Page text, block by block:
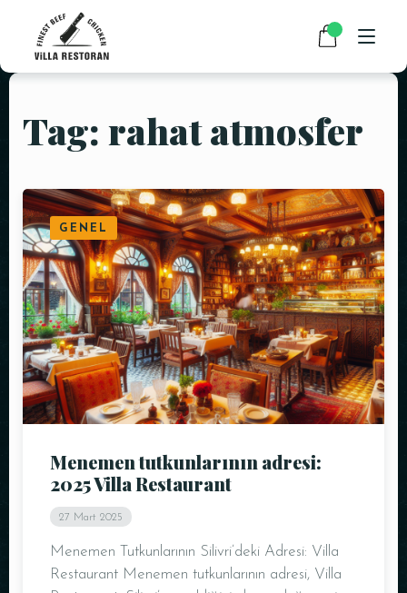
ANASAYFA
RESTAURANT MENÜMÜZ
PAKET SERVİS
HABERLER
İLETIŞIM
Tag: rahat atmosfer
GENEL
Menemen tutkunlarının adresi:
2025 Villa Restaurant
27 Mart 2025
Menemen Tutkunlarının Silivri’deki Adresi: Villa
Restaurant Menemen tutkunlarının adresi, Villa